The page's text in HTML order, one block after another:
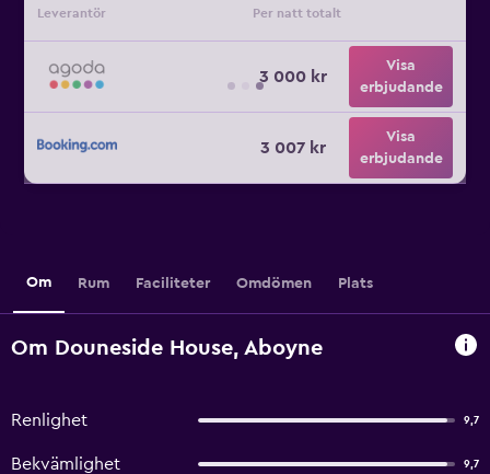
Leverantör Per natt totalt
3 000 kr
Visa
erbjudande
3 007 kr
Visa
erbjudande
Om Rum Faciliteter Omdömen Plats
Om Douneside House, Aboyne
Renlighet 9,7
Bekvämlighet 9,7